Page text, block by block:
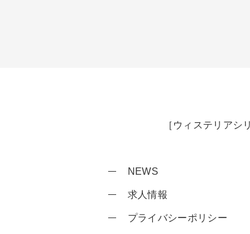
［ウィステリアシ
NEWS
求人情報
プライバシーポリシー